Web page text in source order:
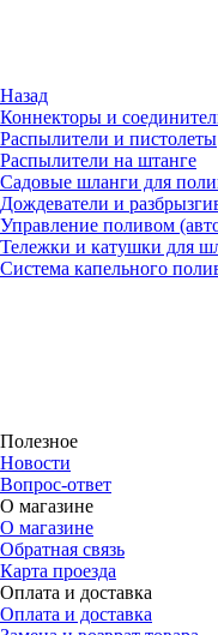
Назад
Коннекторы и
Распылители и пистолеты
Распылители на штанге
Садовые шланги для
Дождеватели и
Управление поливом
Тележки и катушки для
Система капельного
Полезное
Новости
Вопрос-ответ
О магазине
О магазине
Обратная связь
Карта проезда
Оплата и доставка
Оплата и доставка